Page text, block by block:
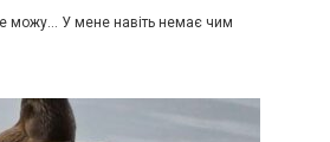
можу… У мене навіть немає чим